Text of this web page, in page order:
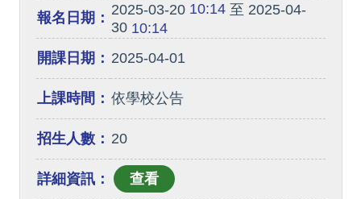
報名日期： 2025-03-2010:14至 2025-04-
3010:14
開課日期： 2025-04-01
上課時間： 依學校公告
招生人數： 20
詳細資訊：